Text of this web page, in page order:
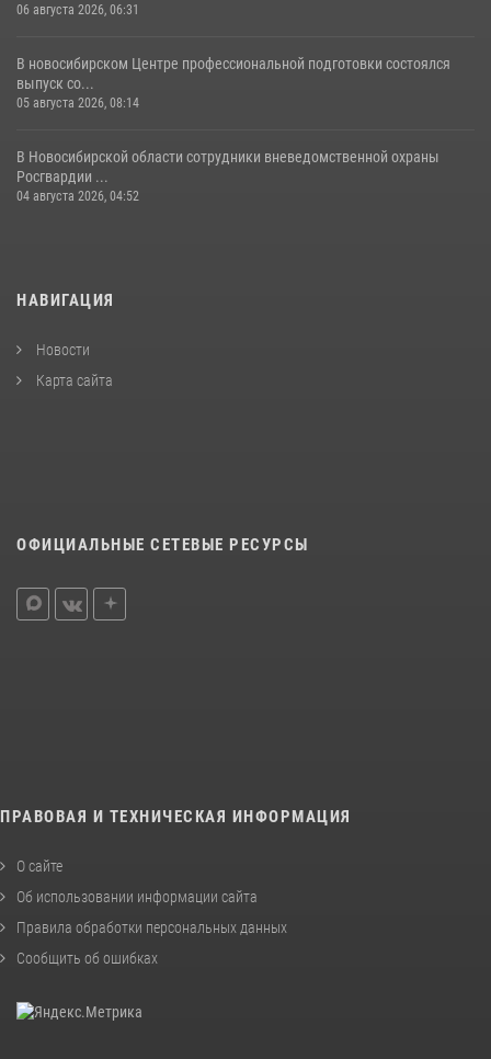
06 августа 2026, 06:31
В новосибирском Центре профессиональной подготовки состоялся
выпуск со...
05 августа 2026, 08:14
В Новосибирской области сотрудники вневедомственной охраны
Росгвардии ...
04 августа 2026, 04:52
НАВИГАЦИЯ
Новости
Карта сайта
ОФИЦИАЛЬНЫЕ СЕТЕВЫЕ РЕСУРСЫ
ПРАВОВАЯ И ТЕХНИЧЕСКАЯ ИНФОРМАЦИЯ
О сайте
Об использовании информации сайта
Правила обработки персональных данных
Сообщить об ошибках